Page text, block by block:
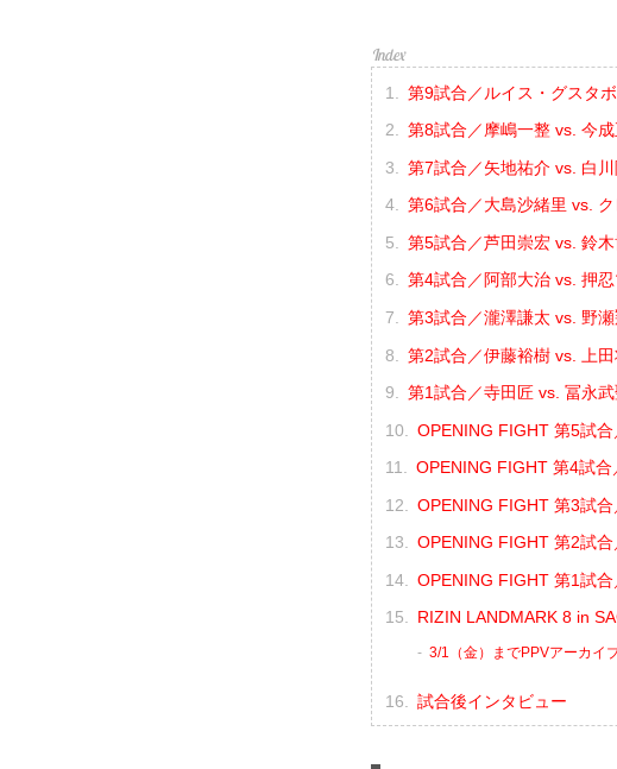
第9試合／ルイス・グスタ
第8試合／摩嶋一整 vs. 今成
第7試合／矢地祐介 vs. 白
第6試合／大島沙緒里 vs.
第5試合／芦田崇宏 vs. 鈴木
第4試合／阿部大治 vs. 押
第3試合／瀧澤謙太 vs. 野
第2試合／伊藤裕樹 vs. 上
第1試合／寺田匠 vs. 冨永武
OPENING FIGHT 第5試
OPENING FIGHT 第4試
OPENING FIGHT 第3試
OPENING FIGHT 第2試
OPENING FIGHT 第1試
RIZIN LANDMARK 8 in
3/1（金）までPPVアーカイ
試合後インタビュー